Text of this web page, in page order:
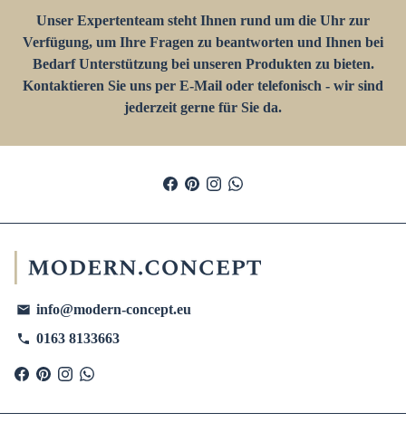
Unser Expertenteam steht Ihnen rund um die Uhr zur
Verfügung, um Ihre Fragen zu beantworten und Ihnen bei
Bedarf Unterstützung bei unseren Produkten zu bieten.
Kontaktieren Sie uns per E-Mail oder telefonisch - wir sind
jederzeit gerne für Sie da.
email info@modern-concept.eu
phone 0163 8133663